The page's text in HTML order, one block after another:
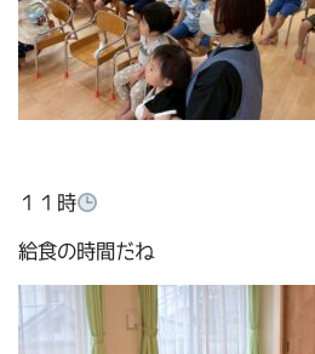
１１時
給食の時間だね